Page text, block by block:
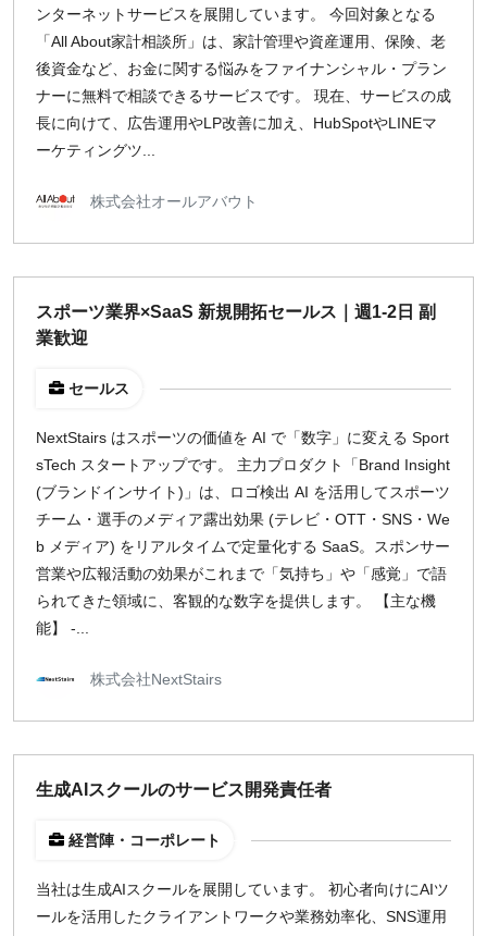
ンターネットサービスを展開しています。 今回対象となる
「All About家計相談所」は、家計管理や資産運用、保険、老
後資金など、お金に関する悩みをファイナンシャル・プラン
ナーに無料で相談できるサービスです。 現在、サービスの成
長に向けて、広告運用やLP改善に加え、HubSpotやLINEマ
ーケティングツ...
株式会社オールアバウト
スポーツ業界×SaaS 新規開拓セールス｜週1-2日 副
業歓迎
セールス
NextStairs はスポーツの価値を AI で「数字」に変える Sport
sTech スタートアップです。 主力プロダクト「Brand Insight
(ブランドインサイト)」は、ロゴ検出 AI を活用してスポーツ
チーム・選手のメディア露出効果 (テレビ・OTT・SNS・We
b メディア) をリアルタイムで定量化する SaaS。スポンサー
営業や広報活動の効果がこれまで「気持ち」や「感覚」で語
られてきた領域に、客観的な数字を提供します。 【主な機
能】 -...
株式会社NextStairs
生成AIスクールのサービス開発責任者
経営陣・コーポレート
当社は生成AIスクールを展開しています。 初心者向けにAIツ
ールを活用したクライアントワークや業務効率化、SNS運用